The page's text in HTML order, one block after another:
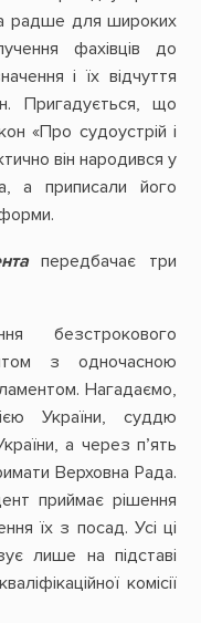
радше для широких
фахівців до
і їх відчуття
Пригадується, що
«Про судоустрій і
він народився у
а приписали його
передбачає три
безстрокового
з одночасною
Нагадаємо,
України, суддю
а через п’ять
Верховна Рада.
приймає рішення
їх з посад. Усі ці
лише на підставі
комісії